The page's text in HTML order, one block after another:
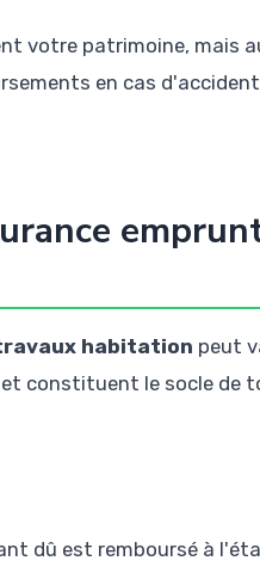
votre patrimoine, mais
en cas
habitation peut
constituent le socle de
dû est remboursé à